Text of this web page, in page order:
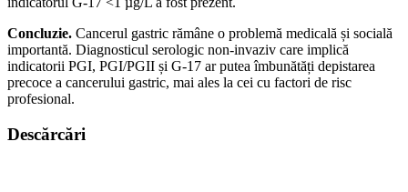
Concluzie. Cancerul gastric rămâne o problemă medicală și socială
importantă. Diagnosticul serologic non-invaziv care implică
indicatorii PGI, PGI/PGII și G-17 ar putea îmbunătăți depistarea
precoce a cancerului gastric, mai ales la cei cu factori de risc
profesional.
Descărcări